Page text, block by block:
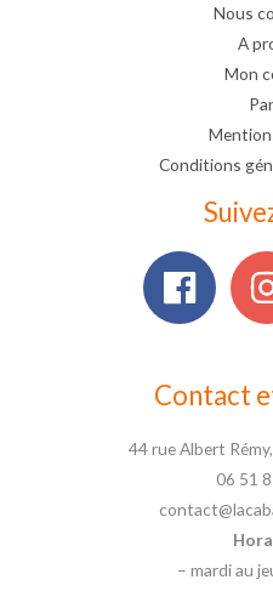
Nous
A
Mon
Conditions
Contact
44 rue Albert
06 51
– mardi au